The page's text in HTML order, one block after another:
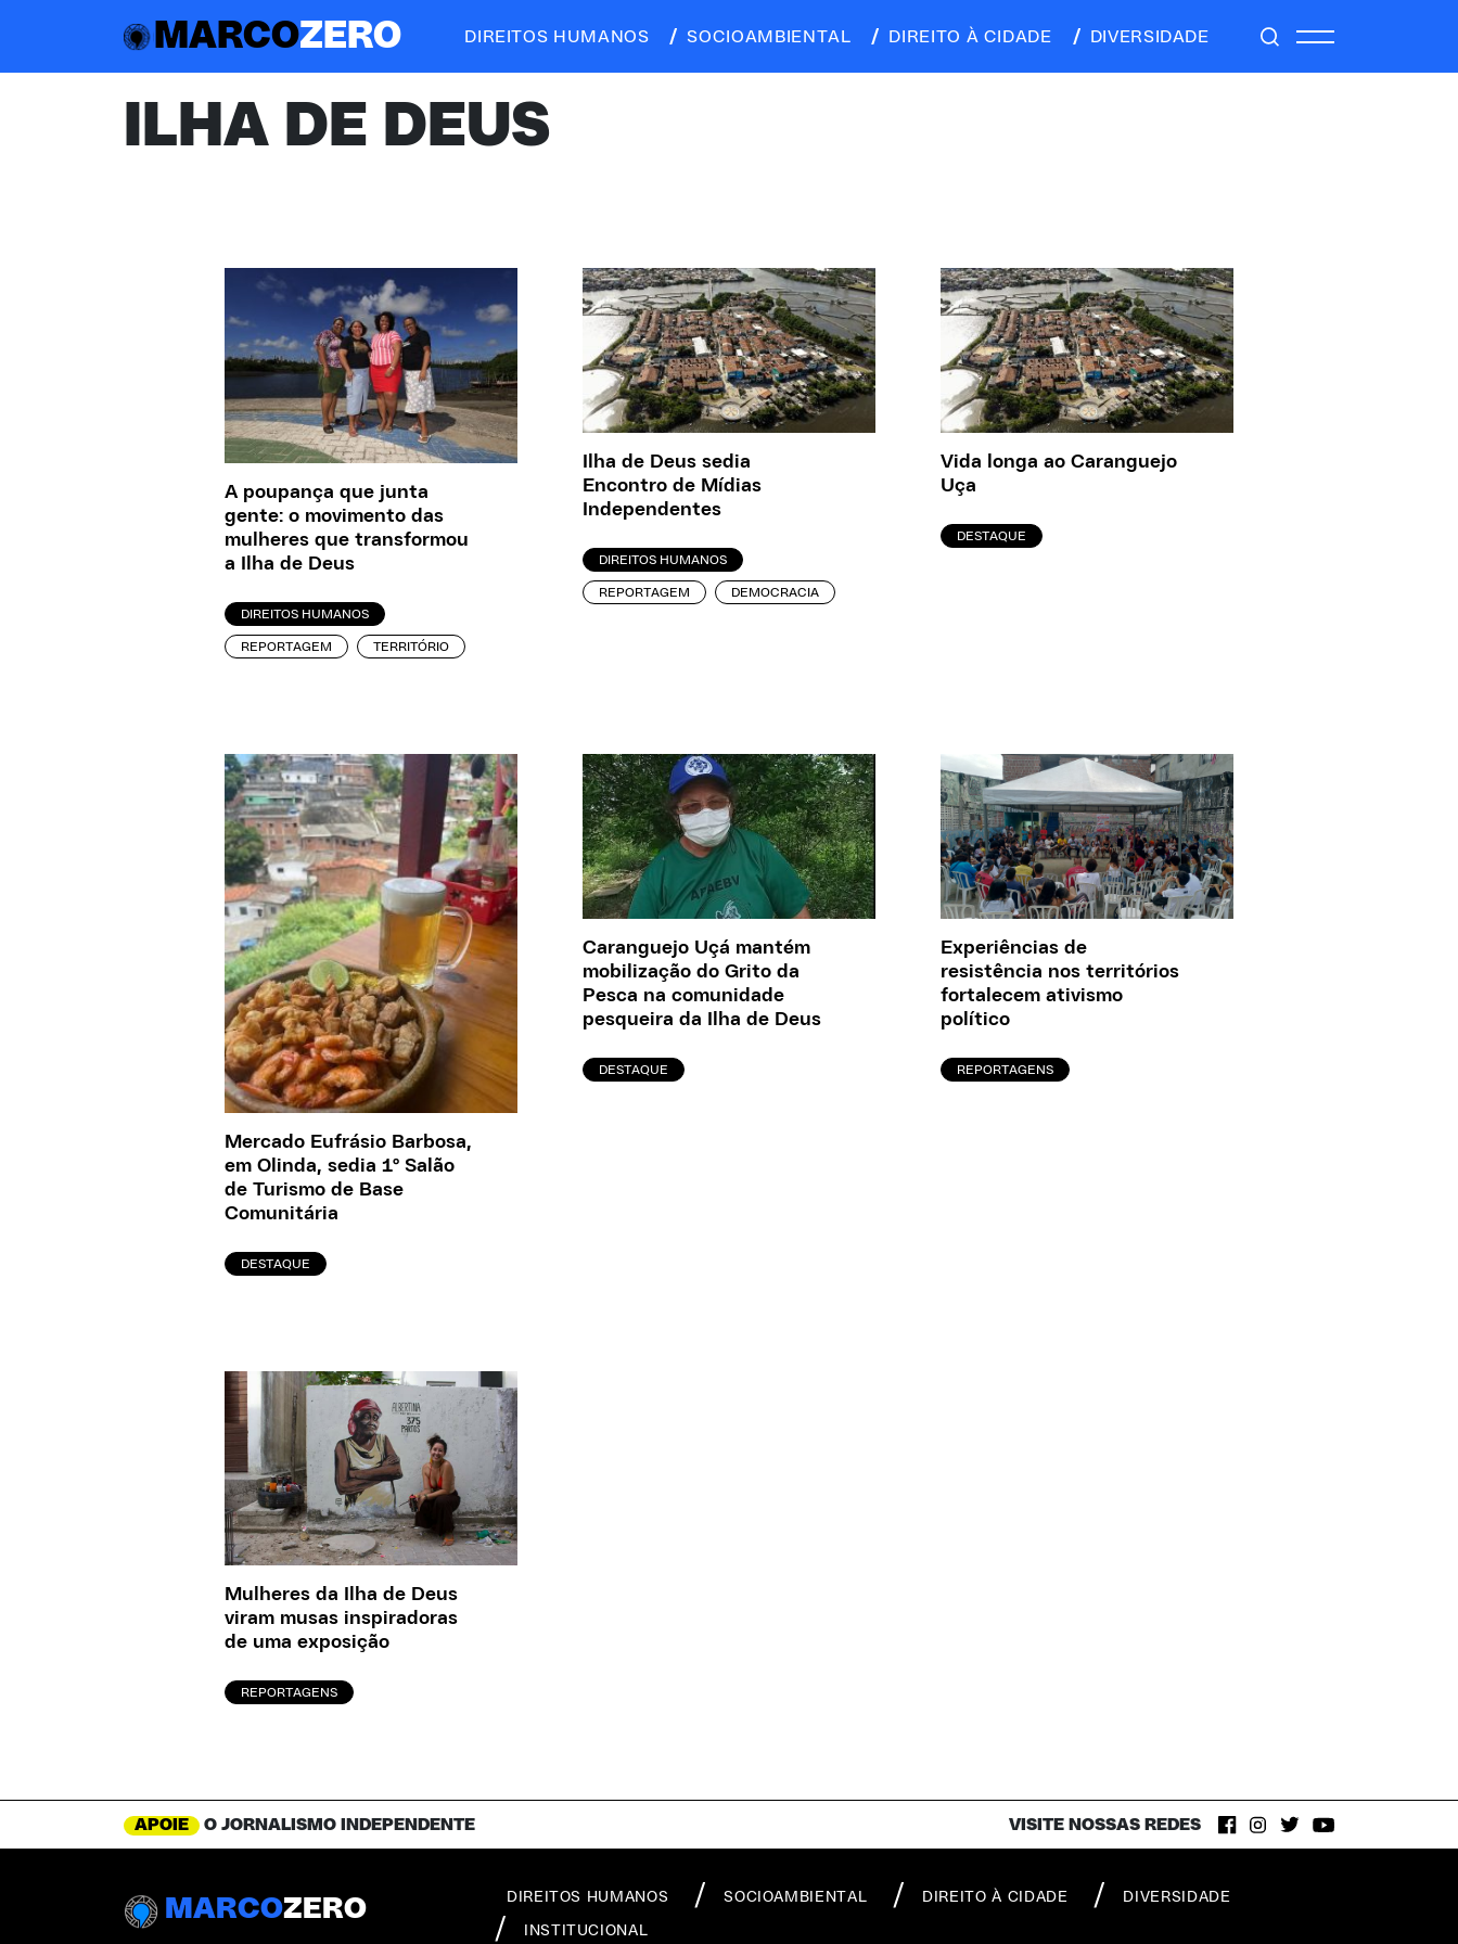
MARCOZERO DIREITOS HUMANOS SOCIOAMBIENTAL DIREITO À CIDADE DIVERSIDADE
ILHA DE DEUS
A poupança que junta
gente: o movimento das
mulheres que transformou
a Ilha de Deus
DIREITOS HUMANOS
REPORTAGEM TERRITÓRIO
Ilha de Deus sedia
Encontro de Mídias
Independentes
DIREITOS HUMANOS
REPORTAGEM DEMOCRACIA
Vida longa ao Caranguejo
Uça
DESTAQUE
Mercado Eufrásio Barbosa,
em Olinda, sedia 1º Salão
de Turismo de Base
Comunitária
DESTAQUE
Caranguejo Uçá mantém
mobilização do Grito da
Pesca na comunidade
pesqueira da Ilha de Deus
DESTAQUE
Experiências de
resistência nos territórios
fortalecem ativismo
político
REPORTAGENS
Mulheres da Ilha de Deus
viram musas inspiradoras
de uma exposição
REPORTAGENS
APOIE O JORNALISMO INDEPENDENTE VISITE NOSSAS REDES
MARCOZERO DIREITOS HUMANOS SOCIOAMBIENTAL DIREITO À CIDADE DIVERSIDADE
INSTITUCIONAL